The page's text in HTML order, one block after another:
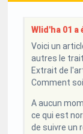
Wlid'ha 01 a
Voici un
autres le
Extrait de
Comment
A aucun
ce qui est
de suivre un